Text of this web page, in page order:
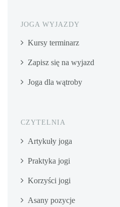
JOGA WYJAZDY
Kursy terminarz
Zapisz się na wyjazd
Joga dla wątroby
CZYTELNIA
Artykuły joga
Praktyka jogi
Korzyści jogi
Asany pozycje